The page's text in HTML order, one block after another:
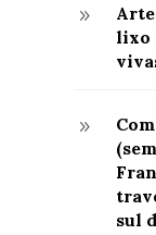
9
lixo
9
sul